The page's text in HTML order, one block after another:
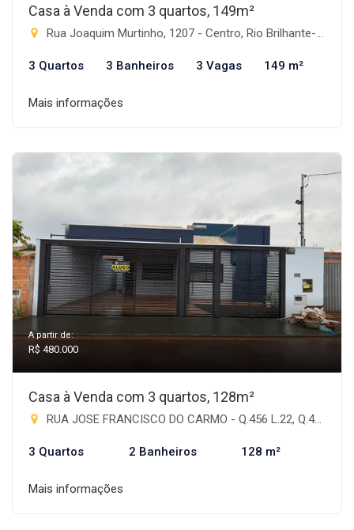
Casa à Venda com 3 quartos, 149m²
Rua Joaquim Murtinho, 1207 - Centro, Rio Brilhante-MS
3 Quartos 3 Banheiros 3 Vagas 149 m²
Mais informações
A partir de:
R$ 480.000
Casa à Venda com 3 quartos, 128m²
RUA JOSE FRANCISCO DO CARMO - Q.456 L.22, Q.459 L.22 - Antônia de Souza Barbosa, Rio Brilhante-MS
3 Quartos 2 Banheiros 128 m²
Mais informações